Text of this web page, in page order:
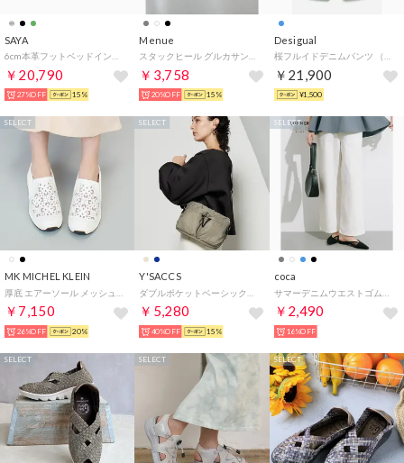
SAYA
￥20,790
27%OFF 15%
Menue
￥3,758
20%OFF 15%
Desigual
￥21,900
¥1,500
MK MICHEL KLEIN
￥7,150
SELECT
26%OFF 20%
Y'SACCS
￥5,280
SELECT
40%OFF 15%
coca
￥2,490
SELECT
16%OFF
SELECT SELECT SELECT